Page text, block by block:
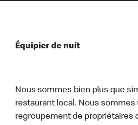
Équipier de nuit
Nous sommes bien plus que
restaurant local. Nous sommes
regroupement de propriétaires